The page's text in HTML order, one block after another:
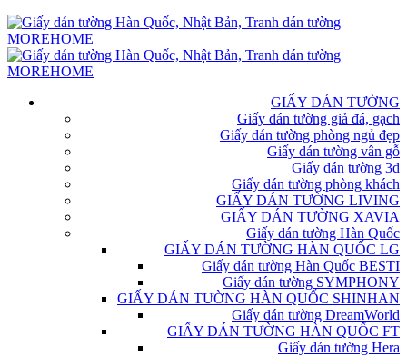
GIẤY DÁN TƯỜNG
Giấy dán tường giả đá, gạch
Giấy dán tường phòng ngủ đẹp
Giấy dán tường vân gỗ
Giấy dán tường 3d
Giấy dán tường phòng khách
GIẤY DÁN TƯỜNG LIVING
GIẤY DÁN TƯỜNG XAVIA
Giấy dán tường Hàn Quốc
GIẤY DÁN TƯỜNG HÀN QUỐC LG
Giấy dán tường Hàn Quốc BESTI
Giấy dán tường SYMPHONY
GIẤY DÁN TƯỜNG HÀN QUỐC SHINHAN
Giấy dán tường DreamWorld
GIẤY DÁN TƯỜNG HÀN QUỐC FT
Giấy dán tường Hera